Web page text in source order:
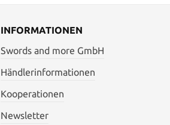
INFORMATIONEN
Swords and more GmbH
Händlerinformationen
Kooperationen
Newsletter